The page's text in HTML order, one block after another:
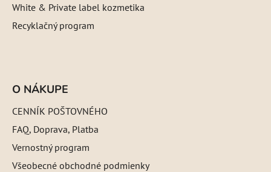
White & Private label kozmetika
Recyklačný program
O NÁKUPE
CENNÍK POŠTOVNÉHO
FAQ, Doprava, Platba
Vernostný program
Všeobecné obchodné podmienky